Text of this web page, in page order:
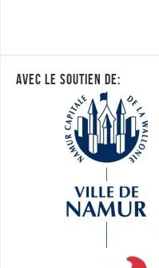
AVEC LE SOUTIEN DE: